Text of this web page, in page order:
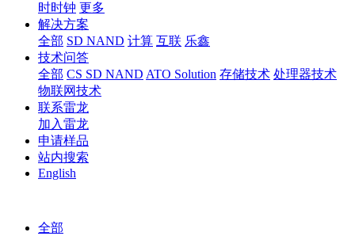
时时钟 更多
解决方案
全部 SD NAND 计算 互联 乐鑫
技术问答
全部 CS SD NAND ATO Solution 存储技术 处理器技术
物联网技术
联系雷龙
加入雷龙
申请样品
站内搜索
English
全部